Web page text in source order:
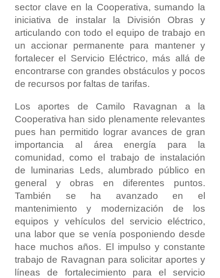
sector clave en la Cooperativa, sumando la
iniciativa de instalar la División Obras y
articulando con todo el equipo de trabajo en
un accionar permanente para mantener y
fortalecer el Servicio Eléctrico, más allá de
encontrarse con grandes obstáculos y pocos
de recursos por faltas de tarifas.
Los aportes de Camilo Ravagnan a la
Cooperativa han sido plenamente relevantes
pues han permitido lograr avances de gran
importancia al área energía para la
comunidad, como el trabajo de instalación
de luminarias Leds, alumbrado público en
general y obras en diferentes puntos.
También se ha avanzado en el
mantenimiento y modernización de los
equipos y vehículos del servicio eléctrico,
una labor que se venía posponiendo desde
hace muchos años. El impulso y constante
trabajo de Ravagnan para solicitar aportes y
líneas de fortalecimiento para el servicio